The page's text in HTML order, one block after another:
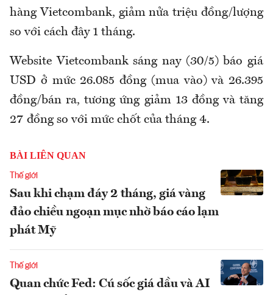
hàng Vietcombank, giảm nửa triệu đồng/lượng
so với cách đây 1 tháng.
Website Vietcombank sáng nay (30/5) báo giá
USD ở mức 26.085 đồng (mua vào) và 26.395
đồng/bán ra, tương ứng giảm 13 đồng và tăng
27 đồng so với mức chốt của tháng 4.
BÀI LIÊN QUAN
Thế giới
Sau khi chạm đáy 2 tháng, giá vàng
đảo chiều ngoạn mục nhờ báo cáo lạm
phát Mỹ
Thế giới
Quan chức Fed: Cú sốc giá dầu và AI